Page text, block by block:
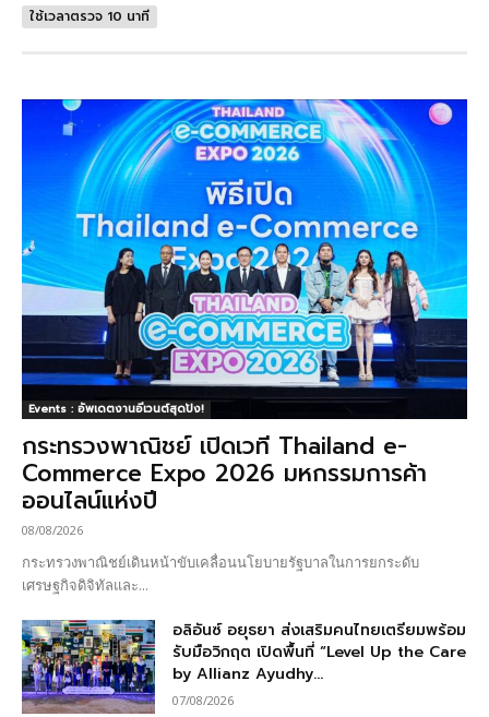
ใช้เวลาตรวจ 10 นาที
Events : อัพเดตงานอีเวนต์สุดปัง!
กระทรวงพาณิชย์ เปิดเวที Thailand e-
Commerce Expo 2026 มหกรรมการค้า
ออนไลน์แห่งปี
08/08/2026
กระทรวงพาณิชย์เดินหน้าขับเคลื่อนนโยบายรัฐบาลในการยกระดับ
เศรษฐกิจดิจิทัลและ...
อลิอันซ์ อยุธยา ส่งเสริมคนไทยเตรียมพร้อม
รับมือวิกฤต เปิดพื้นที่ “Level Up the Care
by Allianz Ayudhy...
07/08/2026